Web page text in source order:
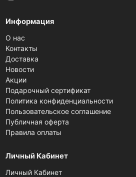
Информация
О нас
Контакты
Доставка
Новости
Акции
Подарочный сертификат
Политика конфиденциальности
Пользовательское соглашение
Публичная оферта
Правила оплаты
Личный Кабинет
Личный Кабинет